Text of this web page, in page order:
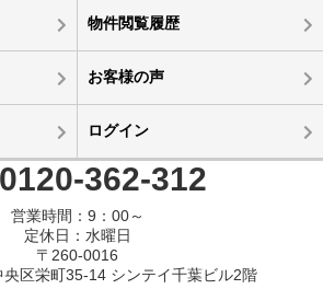
物件閲覧履歴
お客様の声
ログイン
0120-362-312
営業時間：9：00～
定休日：水曜日
〒260-0016
央区栄町35-14 シンテイ千葉ビル2階